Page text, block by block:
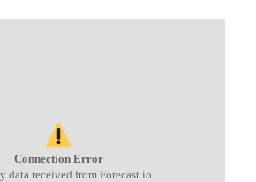
Connection Error
data received from Forecast.io!.